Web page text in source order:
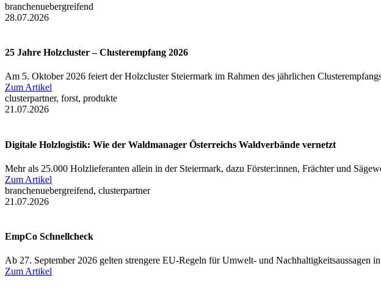
branchenuebergreifend
28.07.2026
25 Jahre Holzcluster – Clusterempfang 2026
Am 5. Oktober 2026 feiert der Holzcluster Steiermark im Rahmen des jährlichen
Zum Artikel
clusterpartner, forst, produkte
21.07.2026
Digitale Holzlogistik: Wie der Waldmanager Österreichs Waldverbände vernetzt
Mehr als 25.000 Holzlieferanten allein in der Steiermark, dazu Förster:innen, Frächter und
Zum Artikel
branchenuebergreifend, clusterpartner
21.07.2026
EmpCo Schnellcheck
Ab 27. September 2026 gelten strengere EU-Regeln für Umwelt- und Nachhaltigkeitsaussagen
Zum Artikel